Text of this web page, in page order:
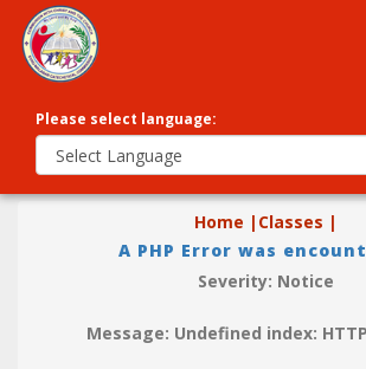
Please select language:
Home | Classes |
A PHP Error was
Severity: Notice
Message: Undefined index: